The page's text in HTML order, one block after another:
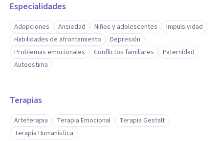
Especialidades
Adopciones Ansiedad Niños y adolescentes
Impulsividad
Habilidades de afrontamiento
Depresión
Problemas emocionales
Conflictos familiares
Paternidad
Autoestima
Terapias
Arteterapia Terapia Emocional
Terapia Gestalt
Terapia Humanística